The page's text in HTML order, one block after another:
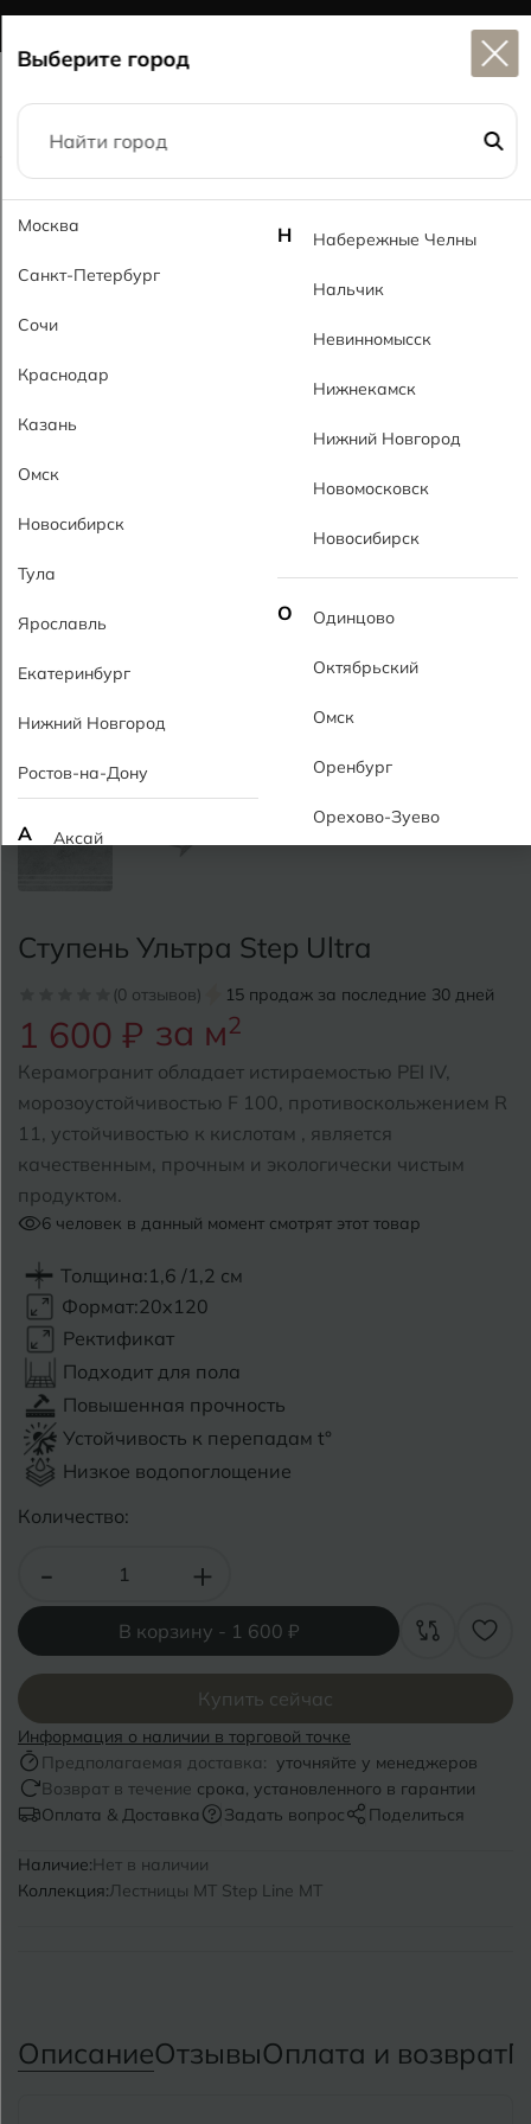
Главная Каталог Лестницы Ступень Ультра Step Ultra
Ступень Ультра Step Ultra
(0 отзывов) 15 продаж за последние 30 дней
1 600 ₽ за м2
Керамогранит обладает истираемостью PEI IV,
морозоустойчивостью F 100, противоскольжением R
11, устойчивостью к кислотам , является
качественным, прочным и экологически чистым
продуктом.
6 человек в данный момент смотрят этот товар
Толщина:1,6 /1,2 см
Формат:20x120
Ректификат
Подходит для пола
Повышенная прочность
Устойчивость к перепадам t°
Низкое водопоглощение
Количество:
- +
В корзину - 1 600 ₽
Купить сейчас
Информация о наличии в торговой точке
Предполагаемая доставка: уточняйте у менеджеров
Возврат в течение срока, установленного в гарантии
Оплата & Доставка
Задать вопрос Поделиться
Наличие:Нет в наличии
Коллекция:Лестницы MT Step Line MT
ОписаниеОтзывыОплата и возврат
Выберите город
Москва
Санкт-Петербург
Сочи
Краснодар
Казань
Омск
Новосибирск
Тула
Ярославль
Екатеринбург
Нижний Новгород
Ростов-на-Дону
А Аксай
Альметьевск
Армавир
Б Барнаул
Белгород
Белореченск
Боровичи
Брянск
Бугульма
Бугуруслан
Волгодонск
Воронеж
Воткинск
Г Геленджик
Е
Н Набережные Челны
Нальчик
Невинномысск
Нижнекамск
Нижний Новгород
Новомосковск
Новосибирск
О Одинцово
Октябрьский
Омск
Оренбург
Орехово-Зуево
Подольск
Псков
Ростов-на-Дону
Рыбинск
Симферополь
Славянск-на-Кубани
Смоленск
Сосновый Бор
Сочи
Сыктывкар